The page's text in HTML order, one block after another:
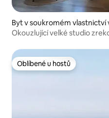
Byt v soukromém vlastnictví
-sur-Mer
Okouzlující velké studio
Oblíbené u hostů
Oblíbené u hostů